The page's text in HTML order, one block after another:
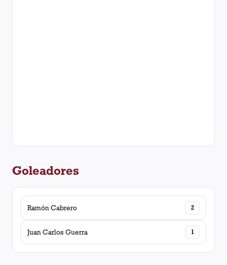
Goleadores
Ramón Cabrero 2
Juan Carlos Guerra 1